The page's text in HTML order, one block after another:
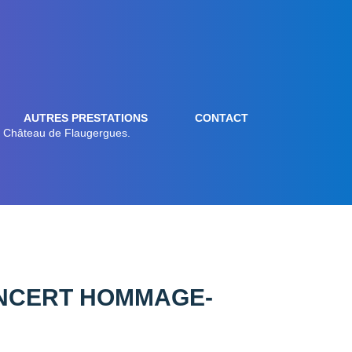
AUTRES PRESTATIONS CONTACT
de Flaugergues.
HOMMAGE-